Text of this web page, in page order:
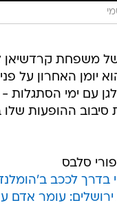
משפחת קרדשיאן
יומן האחרון
לגן עם ימי
סיבוב ההופעות
סלבס
בדרך לככב
ירושלים: עומר אדם